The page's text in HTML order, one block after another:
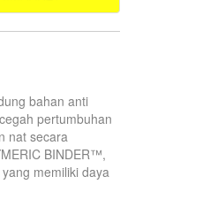
bahan anti
pertumbuhan
nat secara
BINDER™,
memiliki daya